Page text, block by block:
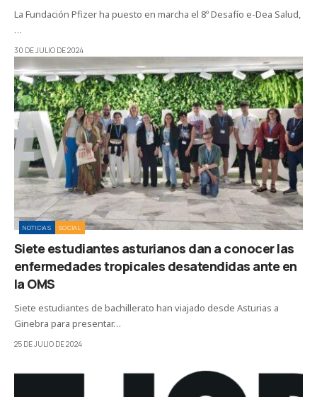
La Fundación Pfizer ha puesto en marcha el 8º Desafío e-Dea Salud,
…
30 DE JULIO DE 2024
NOTICIAS SOCIAL
Siete estudiantes asturianos dan a conocer las
enfermedades tropicales desatendidas ante en
la OMS
Siete estudiantes de bachillerato han viajado desde Asturias a
Ginebra para presentar…
25 DE JULIO DE 2024